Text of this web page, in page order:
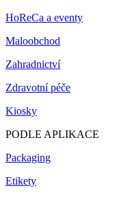
HoReCa a eventy
Maloobchod
Zahradnictví
Zdravotní péče
Kiosky
PODLE APLIKACE
Packaging
Etikety